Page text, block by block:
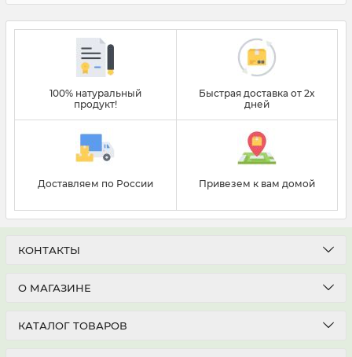
100% натуральный
продукт!
Быстрая доставка от 2х
дней
Доставляем по России Привезем к вам домой
КОНТАКТЫ
О МАГАЗИНЕ
КАТАЛОГ ТОВАРОВ